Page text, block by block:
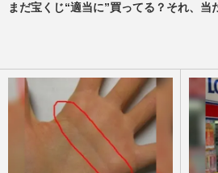
まだ宝くじ“適当に”買ってる？それ、当